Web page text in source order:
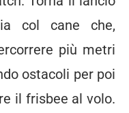
col cane che,
più metri
ostacoli per poi
il frisbee al volo.